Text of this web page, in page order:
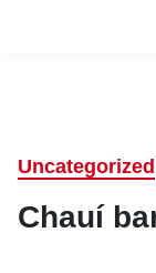
Uncategorized
Chauí